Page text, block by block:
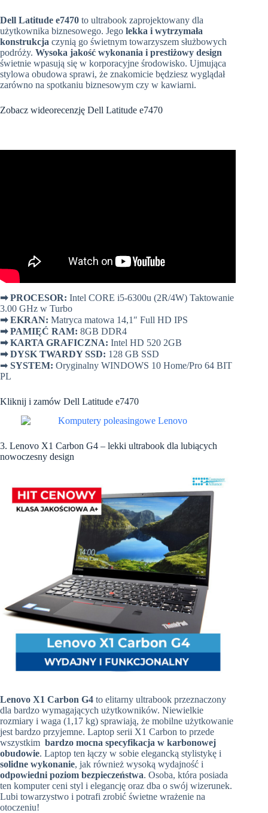
Dell Latitude e7470 to ultrabook zaprojektowany dla
użytkownika biznesowego. Jego lekka i wytrzymała
konstrukcja czynią go świetnym towarzyszem służbowych
podróży. Wysoka jakość wykonania i prestiżowy design
świetnie wpasują się w korporacyjne środowisko. Ujmująca
stylowa obudowa sprawi, że znakomicie będziesz wyglądał
zarówno na spotkaniu biznesowym czy w kawiarni.
Zobacz wideorecenzję Dell Latitude e7470
➡PROCESOR: Intel CORE i5-6300u (2R/4W) Taktowanie
3.00 GHz w Turbo
➡EKRAN: Matryca matowa 14,1″ Full HD IPS
➡PAMIĘĆ RAM: 8GB DDR4
➡KARTA GRAFICZNA: Intel HD 520 2GB
➡DYSK TWARDY SSD: 128 GB SSD
➡ SYSTEM: Oryginalny WINDOWS 10 Home/Pro 64 BIT
PL
Kliknij i zamów Dell Latitude e7470
3. Lenovo X1 Carbon G4 – lekki ultrabook dla lubiących
nowoczesny design
Lenovo X1 Carbon G4 to elitarny ultrabook przeznaczony
dla bardzo wymagających użytkowników. Niewielkie
rozmiary i waga (1,17 kg) sprawiają, że mobilne użytkowanie
jest bardzo przyjemne. Laptop serii X1 Carbon to przede
wszystkim bardzo mocna specyfikacja w karbonowej
obudowie. Laptop ten łączy w sobie elegancką stylistykę i
solidne wykonanie, jak również wysoką wydajność i
odpowiedni poziom bezpieczeństwa. Osoba, która posiada
ten komputer ceni styl i elegancję oraz dba o swój wizerunek.
Lubi towarzystwo i potrafi zrobić świetne wrażenie na
otoczeniu!